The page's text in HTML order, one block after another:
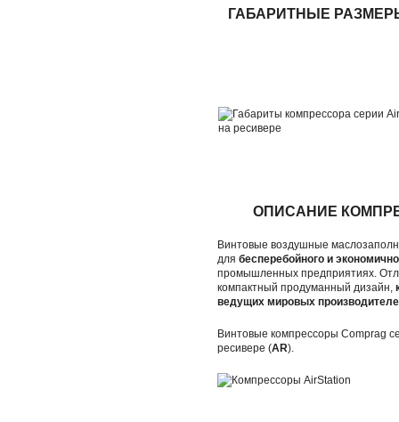
ГАБАРИТНЫЕ
ОПИСАНИЕ
Винтовые воздушные
для бесперебойного и
промышленных предприятиях.
компактный продуманный дизайн,
ведущих мировых
Винтовые компрессоры Comprag
ресивере (AR).